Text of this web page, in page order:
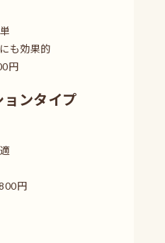
も効果的
円
ョンタイプ
円